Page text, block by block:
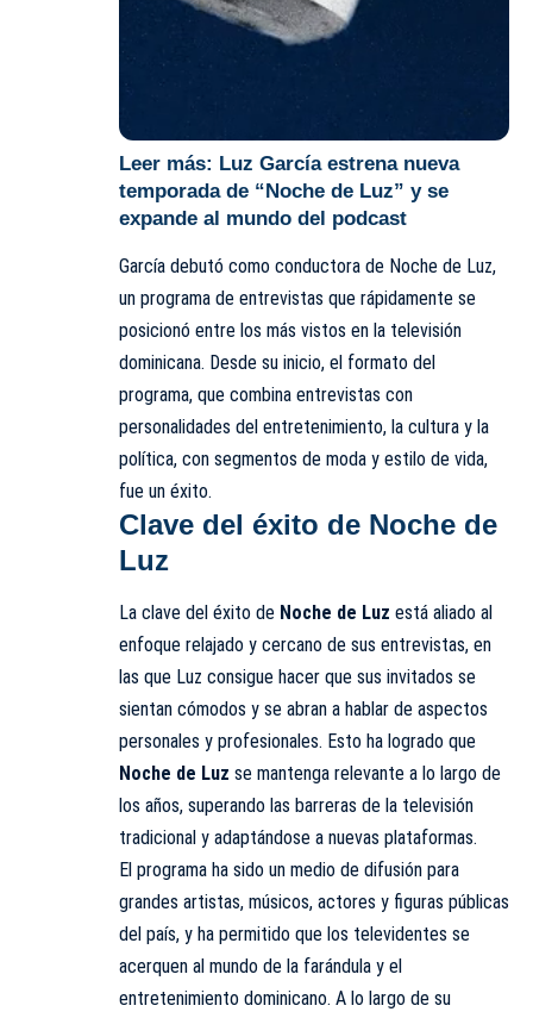
Leer más: Luz García estrena nueva
temporada de “Noche de Luz” y se
expande al mundo del podcast
García debutó como conductora de Noche de Luz,
un programa de entrevistas que rápidamente se
posicionó entre los más vistos en la televisión
dominicana. Desde su inicio, el formato del
programa, que combina entrevistas con
personalidades del entretenimiento, la cultura y la
política, con segmentos de moda y estilo de vida,
fue un éxito.
Clave del éxito de Noche de
Luz
La clave del éxito de Noche de Luz está aliado al
enfoque relajado y cercano de sus entrevistas, en
las que Luz consigue hacer que sus invitados se
sientan cómodos y se abran a hablar de aspectos
personales y profesionales. Esto ha logrado que
Noche de Luz se mantenga relevante a lo largo de
los años, superando las barreras de la televisión
tradicional y adaptándose a nuevas plataformas.
El programa ha sido un medio de difusión para
grandes artistas, músicos, actores y figuras públicas
del país, y ha permitido que los televidentes se
acerquen al mundo de la farándula y el
entretenimiento dominicano. A lo largo de su